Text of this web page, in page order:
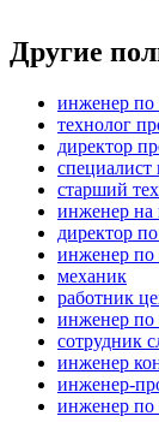
Другие
инженер по
технолог
директор
специалист
старший
инженер на
директор
инженер
механик
работник
инженер по
сотрудник
инженер
инженер-
инженер